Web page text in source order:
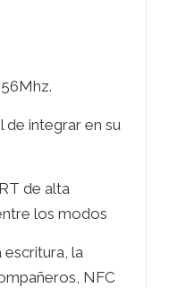
de integrar en su
de alta
los modos
la
NFC